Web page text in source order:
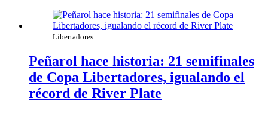
Libertadores
Peñarol hace historia: 21 semifinales
de Copa Libertadores, igualando el
récord de River Plate